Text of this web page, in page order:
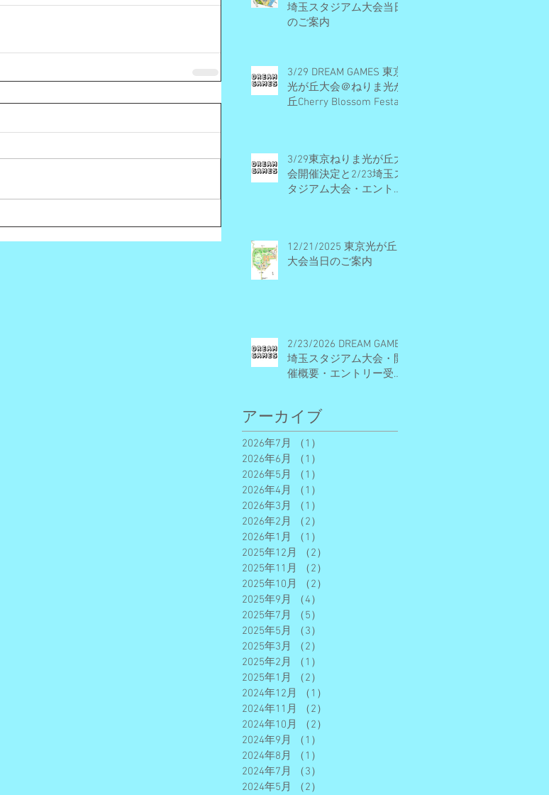
埼玉スタジアム大会当日
のご案内
3/29 DREAM GAMES 東京
光が丘大会＠ねりま光が
丘Cherry Blossom Festa
3/29東京ねりま光が丘大
会開催決定と2/23埼玉ス
タジアム大会・エントリ
12/21/2025 東京光が丘
大会当日のご案内
2/23/2026 DREAM GAMES
埼玉スタジアム大会・開
催概要・エントリー受付
アーカイブ
2026年7月 （1）
2026年6月
（1）
2026年5月
（1）
2026年4月
（1）
2026年3月
（1）
2026年2月
（2）
2026年1月
（1）
2025年12月
（2）
2025年11月
（2）
2025年10月
（2）
2025年9月
（4）
2025年7月
（5）
2025年5月
（3）
2025年3月
（2）
2025年2月
（1）
2025年1月
（2）
2024年12月
（1）
2024年11月
（2）
2024年10月
（2）
2024年9月
（1）
2024年8月
（1）
2024年7月
（3）
2024年5月
（2）